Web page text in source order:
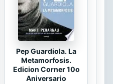
Pep Guardiola. La
Metamorfosis.
Edicion Corner 10o
Aniversario